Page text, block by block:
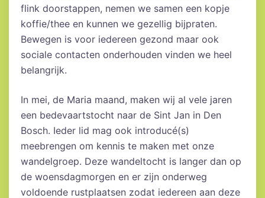
flink doorstappen, nemen we samen een kopje
koffie/thee en kunnen we gezellig bijpraten.
Bewegen is voor iedereen gezond maar ook
sociale contacten onderhouden vinden we heel
belangrijk.
In mei, de Maria maand, maken wij al vele jaren
een bedevaartstocht naar de Sint Jan in Den
Bosch. Ieder lid mag ook introducé(s)
meebrengen om kennis te maken met onze
wandelgroep. Deze wandeltocht is langer dan op
de woensdagmorgen en er zijn onderweg
voldoende rustplaatsen zodat iedereen aan deze